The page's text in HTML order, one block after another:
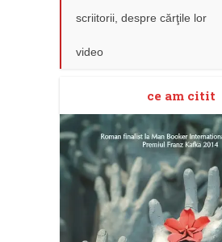
scriitorii, despre cărţile lor
video
ce am citit